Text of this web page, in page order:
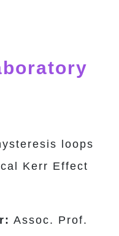
loops
Kerr Effect
Assoc. Prof.